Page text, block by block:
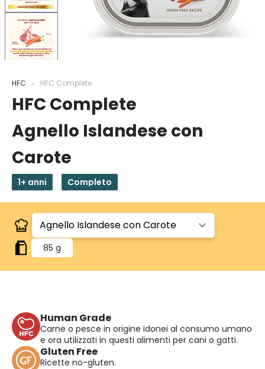
HFC HFC Complete
HFC Complete
Agnello Islandese con
Carote
1+ anni Completo
85 g
Human Grade
Carne o pesce in origine idonei al consumo umano
e ora utilizzati in questi alimenti per cani o gatti.
Gluten Free
Ricette no-gluten.